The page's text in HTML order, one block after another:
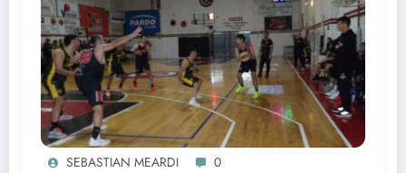
SEBASTIAN MEARDI 0